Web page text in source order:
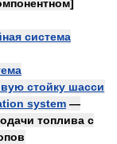
система
стойку шасси
system —
топлива с